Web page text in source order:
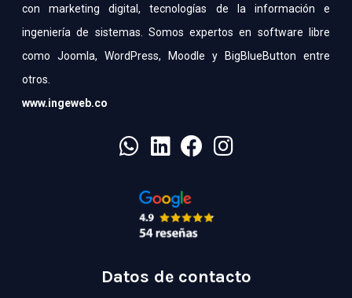
con marketing digital, tecnologías de la información e
ingeniería de sistemas. Somos expertos en software libre
como Joomla, WordPress, Moodle y BigBlueButton entre
otros.
www.ingeweb.co
Datos de contacto